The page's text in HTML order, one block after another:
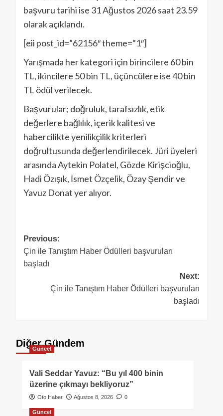
başvuru tarihi ise 31 Ağustos 2026 saat 23.59
olarak açıklandı.
[eii post_id=”62156″ theme=”1″]
Yarışmada her kategori için birincilere 60 bin
TL, ikincilere 50 bin TL, üçüncülere ise 40 bin
TL ödül verilecek.
Başvurular; doğruluk, tarafsızlık, etik
değerlere bağlılık, içerik kalitesi ve
habercilikte yenilikçilik kriterleri
doğrultusunda değerlendirilecek. Jüri üyeleri
arasında Aytekin Polatel, Gözde Kirişcioğlu,
Hadi Özışık, İsmet Özçelik, Özay Şendir ve
Yavuz Donat yer alıyor.
Previous:
Çin ile Tanıştım Haber Ödülleri başvuruları
başladı
Next:
Çin ile Tanıştım Haber Ödülleri başvuruları
başladı
Diğer Gündem
Güncel
Vali Seddar Yavuz: “Bu yıl 400 binin
üzerine çıkmayı bekliyoruz”
Oto Haber Ağustos 8, 2026 0
Güncel